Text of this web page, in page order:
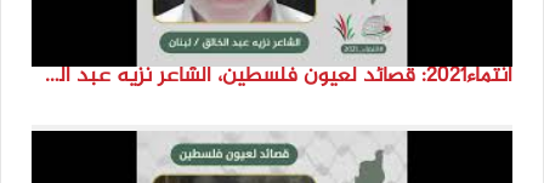
انتماء2021: قصائد لعيون فلسطين، الشاعر نزيه عبد الخالق، لبنان